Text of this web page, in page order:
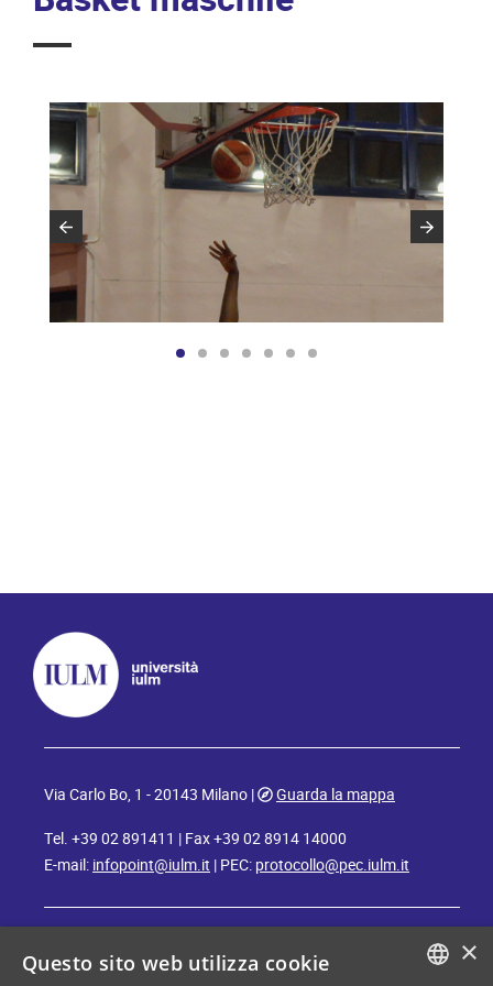
Via Carlo Bo, 1 - 20143 Milano |
Guarda la mappa
Tel. +39 02 891411 | Fax +39 02 8914 14000
E-mail: infopoint@iulm.it | PEC: protocollo@pec.iulm.it
×
Questo sito web utilizza cookie